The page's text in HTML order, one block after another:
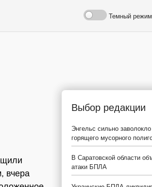
Темный режим
вчера
Выбор редакции
Энгельс сильно
горящего мусорного
В Саратовской области
атаки БПЛА